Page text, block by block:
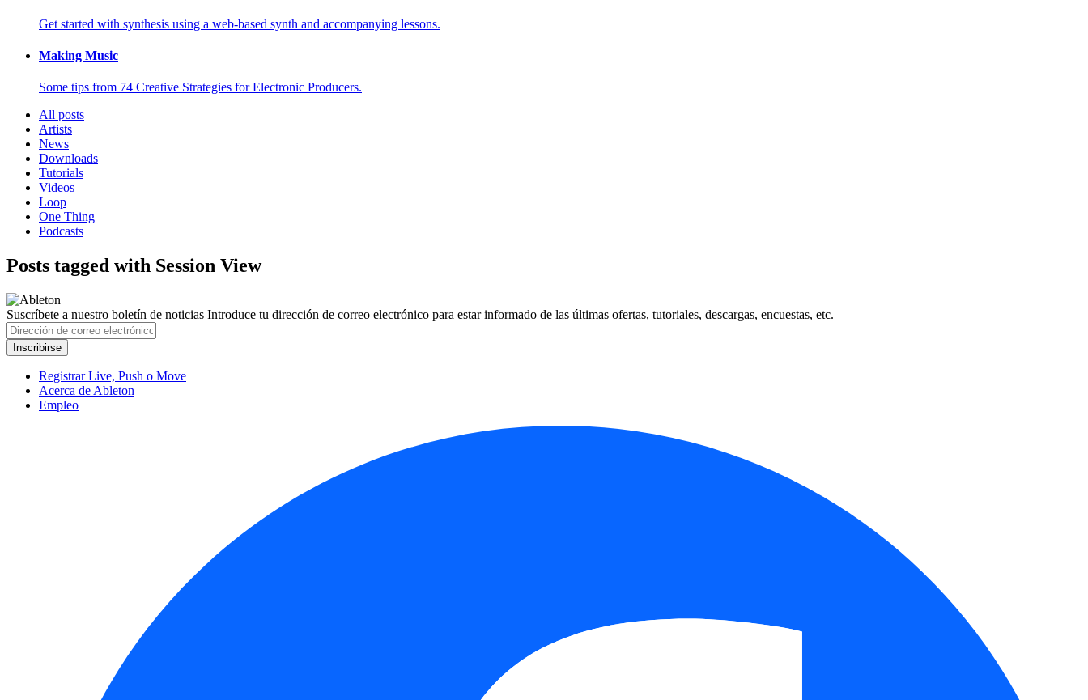
Get started with synthesis using a web-based synth and accompanying lessons.
Making Music
Some tips from 74 Creative Strategies for Electronic Producers.
All posts
Artists
News
Downloads
Tutorials
Videos
Loop
One Thing
Podcasts
Posts tagged with Session View
Suscríbete a nuestro boletín de noticias Introduce tu dirección de correo electrónico para estar informado de las últimas ofertas, tutoriales, descargas, encuestas, etc.
Registrar Live, Push o Move
Acerca de Ableton
Empleo